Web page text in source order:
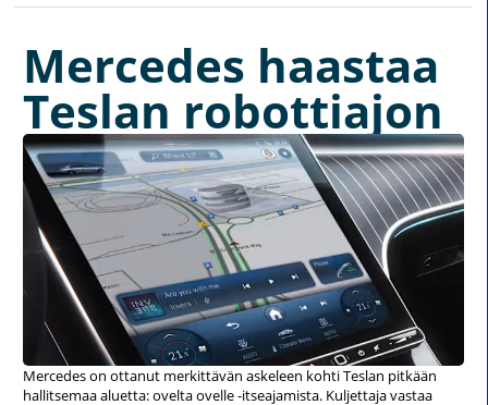
Mercedes haastaa
Teslan robottiajon
Mercedes on ottanut merkittävän askeleen kohti Teslan pitkään
hallitsemaa aluetta: ovelta ovelle -itseajamista. Kuljettaja vastaa